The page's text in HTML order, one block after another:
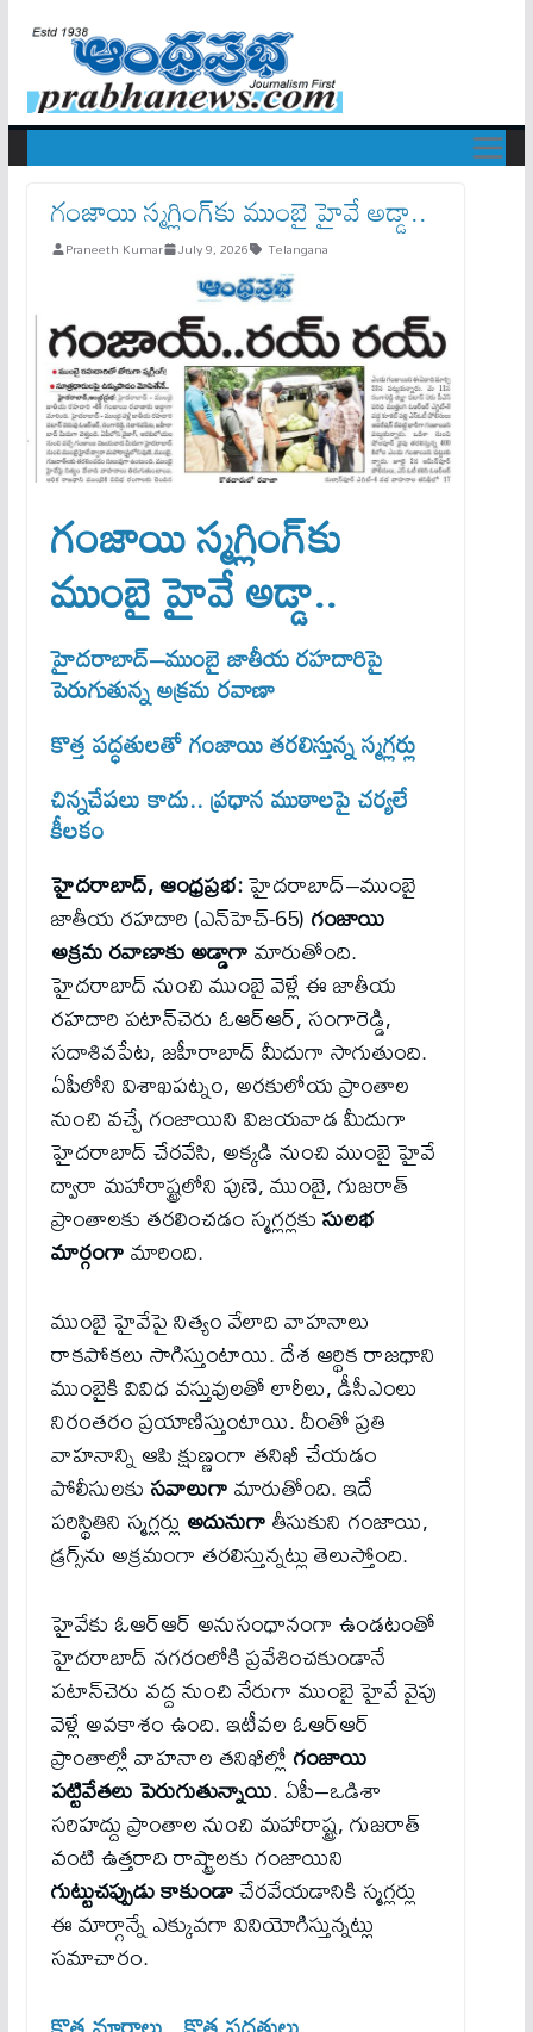
గంజాయి స్మగ్లింగ్‌కు ముంబై హైవే అడ్డా..
Praneeth Kumar July 9, 2026 Telangana
గంజాయి స్మగ్లింగ్‌కు
ముంబై హైవే అడ్డా..
హైదరాబాద్–ముంబై జాతీయ రహదారిపై
పెరుగుతున్న అక్రమ రవాణా
కొత్త పద్ధతులతో గంజాయి తరలిస్తున్న స్మగ్లర్లు
చిన్నచేపలు కాదు.. ప్రధాన ముఠాలపై చర్యలే
కీలకం
హైదరాబాద్, ఆంధ్రప్రభ:హైదరాబాద్–ముంబై
జాతీయ రహదారి (ఎన్‌హెచ్-65)గంజాయి
అక్రమ రవాణాకు అడ్డాగామారుతోంది.
హైదరాబాద్ నుంచి ముంబై వెళ్లే ఈ జాతీయ
రహదారి పటాన్‌చెరు ఓఆర్‌ఆర్, సంగారెడ్డి,
సదాశివపేట, జహీరాబాద్ మీదుగా సాగుతుంది.
ఏపీలోని విశాఖపట్నం, అరకులోయ ప్రాంతాల
నుంచి వచ్చే గంజాయిని విజయవాడ మీదుగా
హైదరాబాద్ చేరవేసి, అక్కడి నుంచి ముంబై హైవే
ద్వారా మహారాష్ట్రలోని పుణె, ముంబై, గుజరాత్
ప్రాంతాలకు తరలించడం స్మగ్లర్లకుసులభ
మార్గంగామారింది.
ముంబై హైవేపై నిత్యం వేలాది వాహనాలు
రాకపోకలు సాగిస్తుంటాయి. దేశ ఆర్థిక రాజధాని
ముంబైకి వివిధ వస్తువులతో లారీలు, డీసీఎంలు
నిరంతరం ప్రయాణిస్తుంటాయి. దీంతో ప్రతి
వాహనాన్ని ఆపి క్షుణ్ణంగా తనిఖీ చేయడం
పోలీసులకుసవాలుగామారుతోంది. ఇదే
పరిస్థితిని స్మగ్లర్లుఅదునుగాతీసుకుని గంజాయి,
డ్రగ్స్‌ను అక్రమంగా తరలిస్తున్నట్లు తెలుస్తోంది.
హైవేకు ఓఆర్‌ఆర్ అనుసంధానంగా ఉండటంతో
హైదరాబాద్ నగరంలోకి ప్రవేశించకుండానే
పటాన్‌చెరు వద్ద నుంచి నేరుగా ముంబై హైవే వైపు
వెళ్లే అవకాశం ఉంది. ఇటీవల ఓఆర్‌ఆర్
ప్రాంతాల్లో వాహనాల తనిఖీల్లోగంజాయి
పట్టివేతలు పెరుగుతున్నాయి. ఏపీ–ఒడిశా
సరిహద్దు ప్రాంతాల నుంచి మహారాష్ట్ర, గుజరాత్
వంటి ఉత్తరాది రాష్ట్రాలకు గంజాయిని
గుట్టుచప్పుడు కాకుండాచేరవేయడానికి స్మగ్లర్లు
ఈ మార్గాన్నే ఎక్కువగా వినియోగిస్తున్నట్లు
సమాచారం.